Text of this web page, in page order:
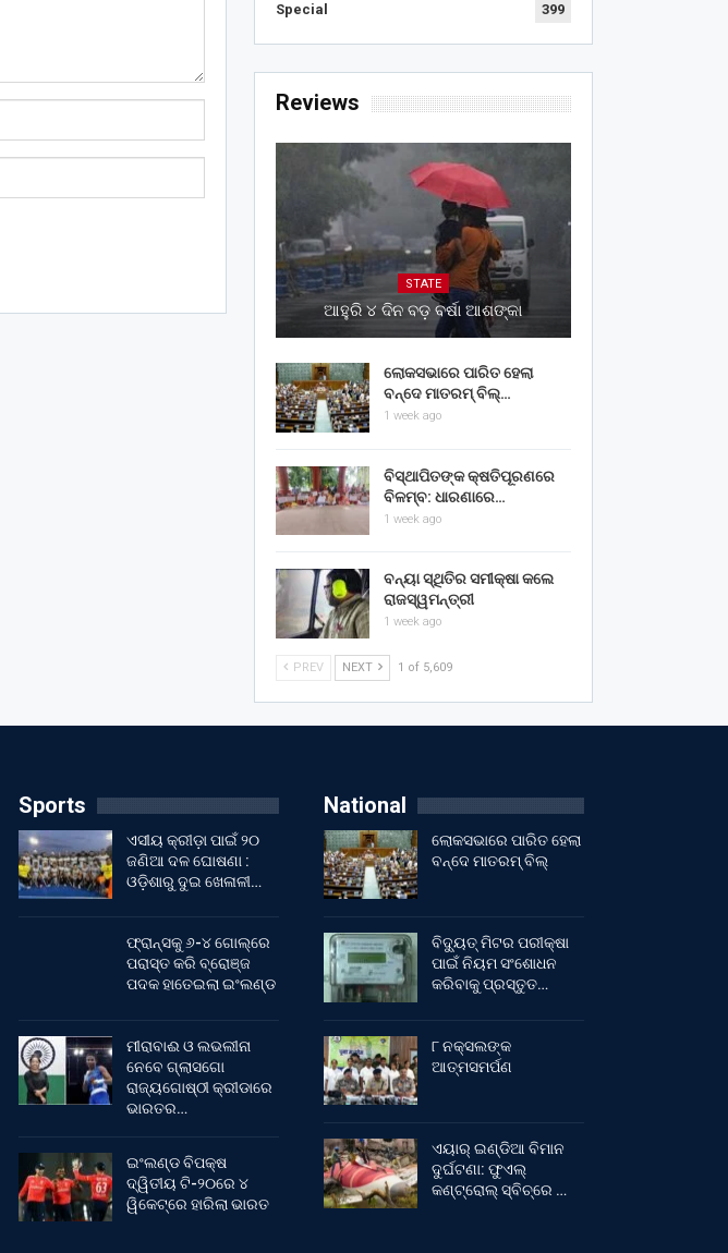
Special 399
Reviews
STATE
ଆହୁରି ୪ ଦିନ ବଡ଼ ବର୍ଷା ଆଶଙ୍କା
ଲୋକସଭାରେ ପାରିତ ହେଲା
ବନ୍ଦେ ମାତରମ୍‌ ବିଲ୍‌…
1 week ago
ବିସ୍ଥାପିତଙ୍କ କ୍ଷତିପୂରଣରେ
ବିଳମ୍ବ: ଧାରଣାରେ…
1 week ago
ବନ୍ୟା ସ୍ଥିତିର ସମୀକ୍ଷା କଲେ
ରାଜସ୍ୱମନ୍ତ୍ରୀ
1 week ago
PREV NEXT 1 of 5,609
Sports
ଏସୀୟ କ୍ରୀଡ଼ା ପାଇଁ ୨୦
ଜଣିଆ ଦଳ ଘୋଷଣା :
ଓଡ଼ିଶାରୁ ଦୁଇ ଖେଳାଳୀ…
ଫ୍ରାନ୍ସକୁ ୬-୪ ଗୋଲ୍‌ରେ
ପରାସ୍ତ କରି ବ୍ରୋଞ୍ଜ
ପଦକ ହାତେଇଲା ଇଂଲଣ୍ଡ
ମୀରାବାଈ ଓ ଲଭଲୀନା
ନେବେ ଗ୍ଲାସଗୋ
ରାଜ୍ୟଗୋଷ୍ଠୀ କ୍ରୀଡାରେ
ଭାରତର…
ଇଂଲଣ୍ଡ ବିପକ୍ଷ
ଦ୍ୱିତୀୟ ଟି-୨୦ରେ ୪
ୱିକେଟ୍‌ରେ ହାରିଲା ଭାରତ
National
ଲୋକସଭାରେ ପାରିତ ହେଲା
ବନ୍ଦେ ମାତରମ୍‌ ବିଲ୍‌
ବିଦ୍ୟୁତ୍ ମିଟର ପରୀକ୍ଷା
ପାଇଁ ନିୟମ ସଂଶୋଧନ
କରିବାକୁ ପ୍ରସ୍ତୁତ…
୮ ନକ୍ସଲଙ୍କ
ଆତ୍ମସମର୍ପଣ
ଏୟାର୍ ଇଣ୍ଡିଆ ବିମାନ
ଦୁର୍ଘଟଣା: ଫୁଏଲ୍‌
କଣ୍ଟ୍ରୋଲ୍‌ ସ୍ବିଚ୍‌ରେ …